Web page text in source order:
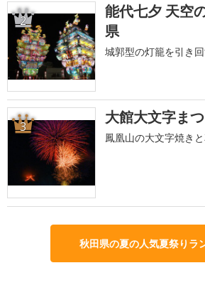
2
能代七夕 天空
県
城郭型の灯籠を引き
3 大館大文字ま
鳳凰山の大文字焼き
秋田県の夏の人気夏祭りラ